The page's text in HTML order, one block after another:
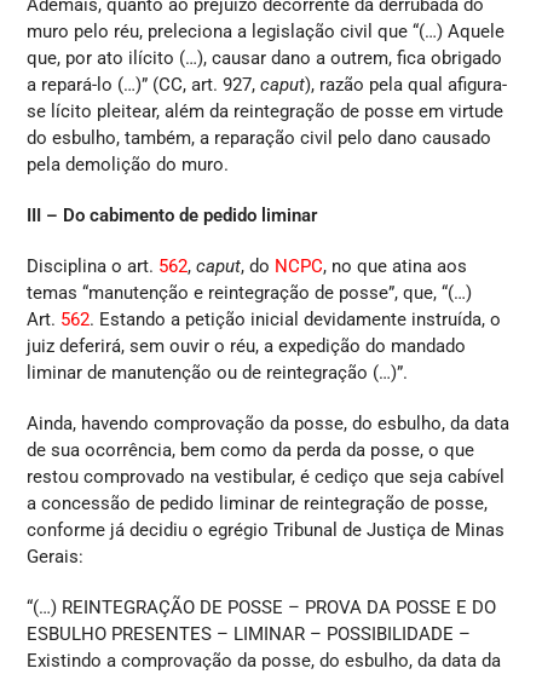
Ademais, quanto ao prejuízo decorrente da derrubada do
muro pelo réu, preleciona a legislação civil que “(…) Aquele
que, por ato ilícito (…), causar dano a outrem, fica obrigado
a repará-lo (…)” (CC, art. 927,caput), razão pela qual afigura-
se lícito pleitear, além da reintegração de posse em virtude
do esbulho, também, a reparação civil pelo dano causado
pela demolição do muro.
III – Do cabimento de pedido liminar
Disciplina o art. 562,caput, do NCPC, no que atina aos
temas “manutenção e reintegração de posse”, que, “(…)
Art. 562. Estando a petição inicial devidamente instruída, o
juiz deferirá, sem ouvir o réu, a expedição do mandado
liminar de manutenção ou de reintegração (…)”.
Ainda, havendo comprovação da posse, do esbulho, da data
de sua ocorrência, bem como da perda da posse, o que
restou comprovado na vestibular, é cediço que seja cabível
a concessão de pedido liminar de reintegração de posse,
conforme já decidiu o egrégio Tribunal de Justiça de Minas
Gerais:
“(…) REINTEGRAÇÃO DE POSSE – PROVA DA POSSE E DO
ESBULHO PRESENTES – LIMINAR – POSSIBILIDADE –
Existindo a comprovação da posse, do esbulho, da data da